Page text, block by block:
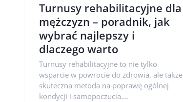
Turnusy rehabilitacyjne dla
mężczyzn – poradnik, jak
wybrać najlepszy i
dlaczego warto
Turnusy rehabilitacyjne to nie tylko
wsparcie w powrocie do zdrowia, ale także
skuteczna metoda na poprawę ogólnej
kondycji i samopoczucia....